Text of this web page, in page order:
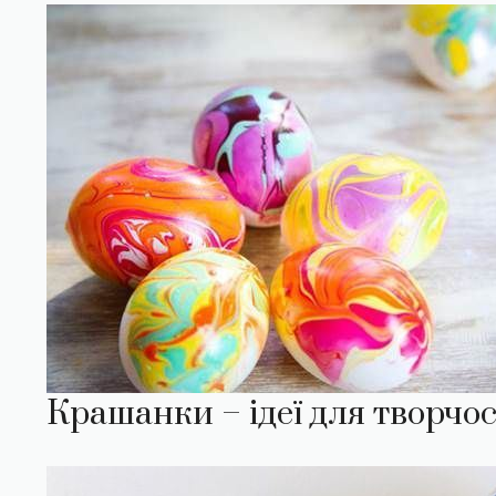
Крашанки – ідеї для